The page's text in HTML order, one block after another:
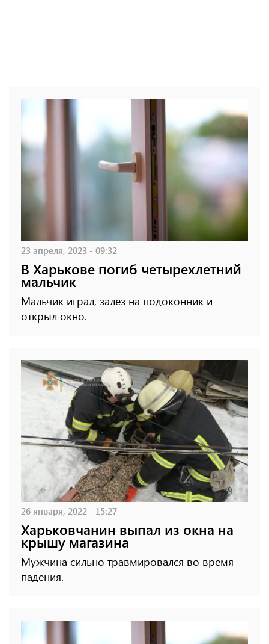
23 апреля, 2023 - 09:32
В Харькове погиб четырехлетний
мальчик
Мальчик играл, залез на подоконник и
открыл окно.
26 января, 2022 - 15:27
Харьковчанин выпал из окна на
крышу магазина
Мужчина сильно травмировался во время
падения.